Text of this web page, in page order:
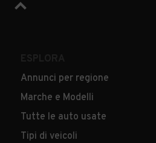
Annunci per regione
Marche e Modelli
Tutte le auto usate
Tipi di veicoli